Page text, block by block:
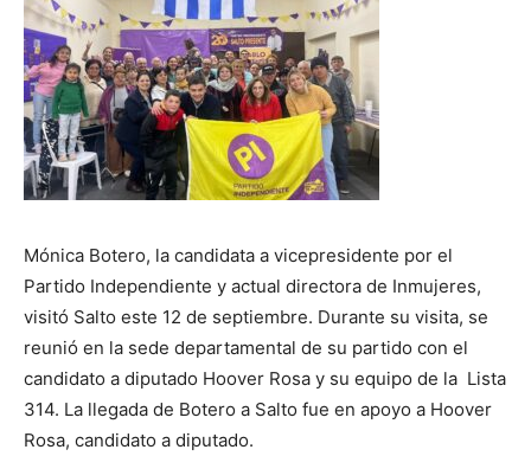
Mónica Botero, la candidata a vicepresidente por el
Partido Independiente y actual directora de Inmujeres,
visitó Salto este 12 de septiembre. Durante su visita, se
reunió en la sede departamental de su partido con el
candidato a diputado Hoover Rosa y su equipo de la Lista
314. La llegada de Botero a Salto fue en apoyo a Hoover
Rosa, candidato a diputado.